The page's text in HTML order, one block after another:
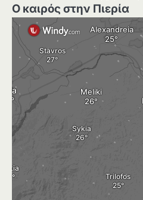
Ο καιρός στην Πιερία